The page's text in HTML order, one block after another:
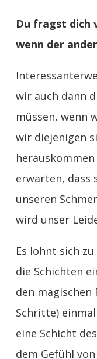
Du fragst dich
wenn der
wir auch dann
müssen, wenn
wir diejenigen
erwarten, dass
unseren
wird unser
Es lohnt sich
die Schichten
den magischen
Schritte)
eine Schicht
dem Gefühl